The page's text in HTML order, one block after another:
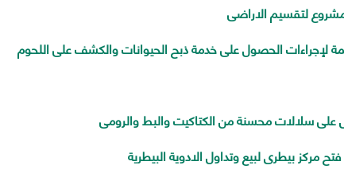
لتقسيم الاراضى
لإجراءات الحصول على خدمة ذبح الحيوانات والكشف على اللحوم
سلالات محسنة من الكتاكيت والبط والرومى
مركز بيطرى لبيع وتداول الادوية البيطرية